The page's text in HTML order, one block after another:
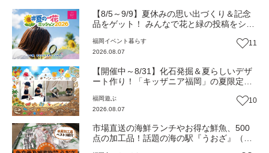
【8/5～9/9】夏休みの思い出づくり＆記念
品をゲット！ みんなで花と緑の投稿をシェ
レンジ【一人一花はなきん便り】Vol.55
福岡 イベント暮らす
2026.08.07
11
【開催中～8/31】化石発掘＆夏らしいデザ
ート作り！「キッザニア福岡」の夏限定ア
福岡遊ぶ
2026.08.07
10
市場直送の海鮮ランチやお得な鮮魚、500
点の加工品！話題の海の駅『うおざ』（福